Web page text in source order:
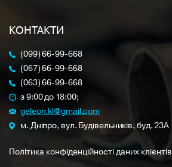
КОНТАКТИ
(099) 66-99-668
(067) 66-99-668
(063) 66-99-668
з 9:00 до 18:00;
geleon.kl@gmail.com
м. Дніпро, вул. Будівельників, буд. 23A
Політика конфіденційності даних клієнтів